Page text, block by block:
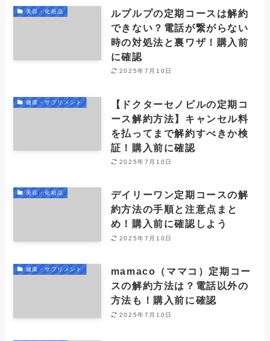
美容・化粧品
ルプルプの定期コースは解約
できない？電話が繋がらない
時の対処法と裏ワザ！購入前
に確認
2025年7月10日
健康・サプリメント
【ドクターセノビルの定期コ
ース解約方法】キャンセル料
を払ってまで解約すべきか検
証！購入前に確認
2025年7月10日
美容・化粧品
デイリーワン定期コースの解
約方法の手順と注意点まと
め！購入前に確認しよう
2025年7月10日
健康・サプリメント
mamaco（ママコ）定期コー
スの解約方法は？電話以外の
方法も！購入前に確認
2025年7月10日